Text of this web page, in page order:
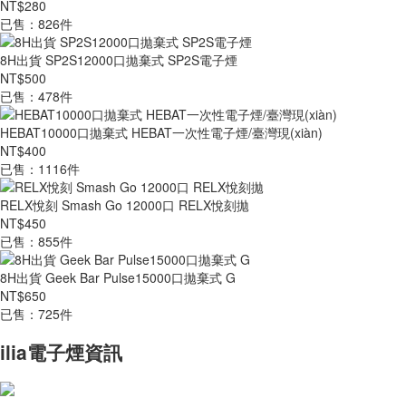
NT$280
已售：826件
8H出貨 SP2S12000口拋棄式 SP2S電子煙
NT$500
已售：478件
HEBAT10000口拋棄式 HEBAT一次性電子煙/臺灣現(xiàn)
NT$400
已售：1116件
RELX悅刻 Smash Go 12000口 RELX悅刻拋
NT$450
已售：855件
8H出貨 Geek Bar Pulse15000口拋棄式 G
NT$650
已售：725件
ilia電子煙資訊